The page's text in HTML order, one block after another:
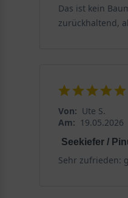
Das ist kein
zurückhaltend,
Von: Ute S.
Am: 19.05.2026
Seekiefer /
Sehr zufrieden: